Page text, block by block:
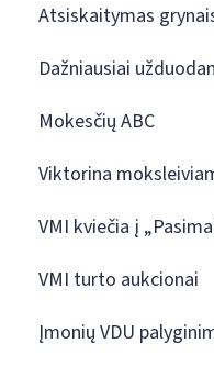
Atsiskaitymas
Dažniausiai
Mokesčių ABC
Viktorina
VMI kviečia į
VMI turto aukcionai
Įmonių VDU